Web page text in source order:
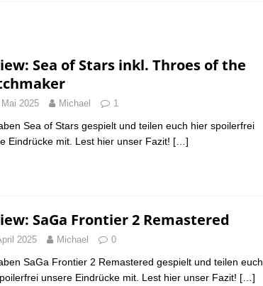
nördliche Kreszentia – Fork-Turm: Magie – Boss 4: Index (Normal)
Sea of Stars inkl. Throes of the
2025 Michael 1
Sea of Stars gespielt und teilen euch hier spoilerfrei
Eindrücke mit. Lest hier unser Fazit! […]
SaGa Frontier 2 Remastered
2025 Michael 0
SaGa Frontier 2 Remastered gespielt und teilen euch
unsere Eindrücke mit. Lest hier unser Fazit! […]